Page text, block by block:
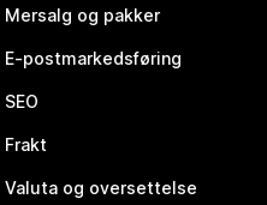
Mersalg og pakker
E-postmarkedsføring
SEO
Frakt
Valuta og oversettelse